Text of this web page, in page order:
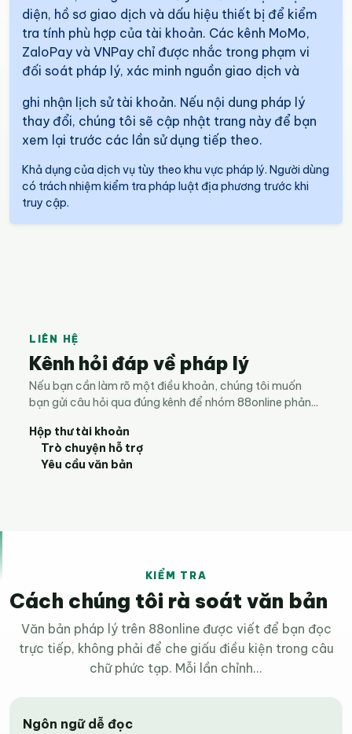
diện, hồ sơ giao dịch và dấu hiệu thiết bị để kiểm
tra tính phù hợp của tài khoản. Các kênh MoMo,
ZaloPay và VNPay chỉ được nhắc trong phạm vi
đối soát pháp lý, xác minh nguồn giao dịch và
ghi nhận lịch sử tài khoản. Nếu nội dung pháp lý
thay đổi, chúng tôi sẽ cập nhật trang này để bạn
xem lại trước các lần sử dụng tiếp theo.
Khả dụng của dịch vụ tùy theo khu vực pháp lý. Người dùng
có trách nhiệm kiểm tra pháp luật địa phương trước khi
truy cập.
LIÊN HỆ
Kênh hỏi đáp về pháp lý
Nếu bạn cần làm rõ một điều khoản, chúng tôi muốn
bạn gửi câu hỏi qua đúng kênh để nhóm 88online phản...
Hộp thư tài khoản
Trò chuyện hỗ trợ
Yêu cầu văn bản
KIỂM TRA
Cách chúng tôi rà soát văn bản
Văn bản pháp lý trên 88online được viết để bạn đọc
trực tiếp, không phải để che giấu điều kiện trong câu
chữ phức tạp. Mỗi lần chỉnh...
Ngôn ngữ dễ đọc